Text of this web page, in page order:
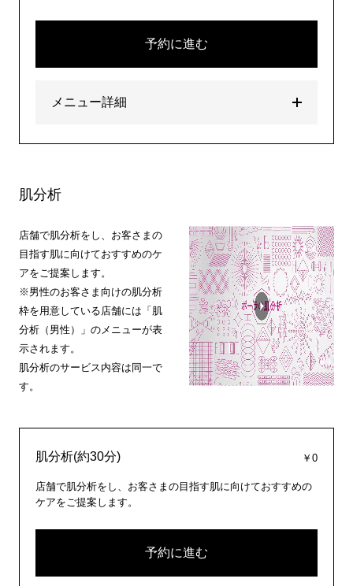
予約に進む
メニュー詳細
肌分析
店舗で肌分析をし、お客さまの
目指す肌に向けておすすめのケ
アをご提案します。
※男性のお客さま向けの肌分析
枠を用意している店舗には「肌
分析（男性）」のメニューが表
示されます。
肌分析のサービス内容は同一で
す。
肌分析(約30分) ￥0
店舗で肌分析をし、お客さまの目指す肌に向けておすすめの
ケアをご提案します。
予約に進む